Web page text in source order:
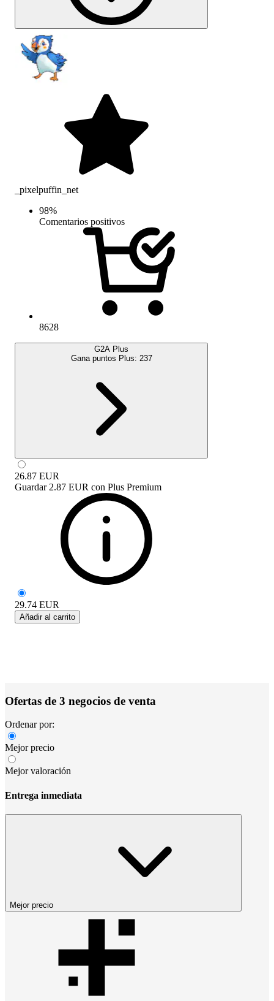
_pixelpuffin_net
98%
Comentarios positivos
8628
G2A Plus
Gana puntos Plus: 237
26.87 EUR
Guardar 2.87 EUR con Plus Premium
29.74 EUR
Añadir al carrito
Ofertas de 3 negocios de venta
Ordenar por:
Mejor precio
Mejor valoración
Entrega inmediata
Mejor precio